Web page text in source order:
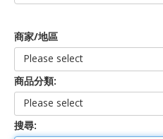
商家/地區
Please select
商品分類:
Please select
搜尋: